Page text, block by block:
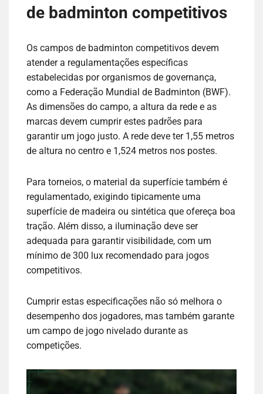
de badminton competitivos
Os campos de badminton competitivos devem
atender a regulamentações específicas
estabelecidas por organismos de governança,
como a Federação Mundial de Badminton (BWF).
As dimensões do campo, a altura da rede e as
marcas devem cumprir estes padrões para
garantir um jogo justo. A rede deve ter 1,55 metros
de altura no centro e 1,524 metros nos postes.
Para torneios, o material da superfície também é
regulamentado, exigindo tipicamente uma
superfície de madeira ou sintética que ofereça boa
tração. Além disso, a iluminação deve ser
adequada para garantir visibilidade, com um
mínimo de 300 lux recomendado para jogos
competitivos.
Cumprir estas especificações não só melhora o
desempenho dos jogadores, mas também garante
um campo de jogo nivelado durante as
competições.